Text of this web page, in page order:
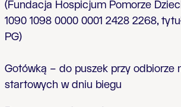
(Fundacja Hospicjum Pomorze
1090 1098 0000 0001 2428 2268, tytu
PG)
Gotówką – do puszek przy odbiorze
startowych w dniu biegu